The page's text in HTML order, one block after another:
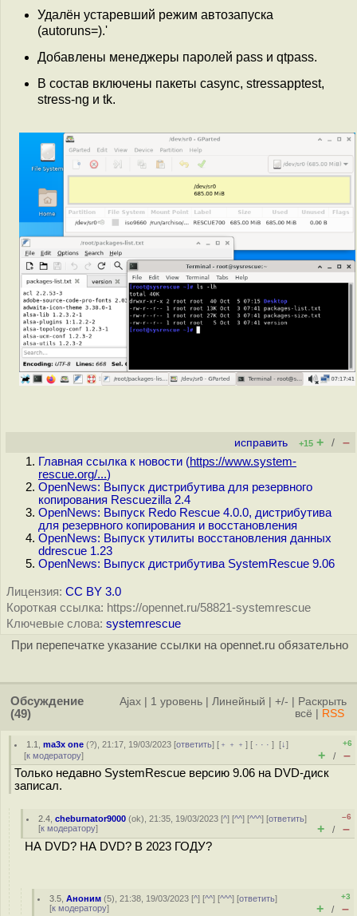
Удалён устаревший режим автозапуска
(autoruns=).'
Добавлены менеджеры паролей pass и qtpass.
В состав включены пакеты casync, stressapptest,
stress-ng и tk.
исправить +15 + / –
Главная ссылка к новости (https://www.system-
rescue.org/...)
OpenNews: Выпуск дистрибутива для резервного
копирования Rescuezilla 2.4
OpenNews: Выпуск Redo Rescue 4.0.0, дистрибутива
для резервного копирования и восстановления
OpenNews: Выпуск утилиты восстановления данных
ddrescue 1.23
OpenNews: Выпуск дистрибутива SystemRescue 9.06
Лицензия: CC BY 3.0
Короткая ссылка: https://opennet.ru/58821-systemrescue
Ключевые слова: systemrescue
При перепечатке указание ссылки на opennet.ru обязательно
Обсуждение
(49)
Ajax 1 уровень Линейный +/-
Раскрыть
всё
RSS
1.1 ,ma3x one (?), 21:17, 19/03/2023 [ответить] [ ﹢﹢﹢] [ · · ·][↓]
[к модератору]
+6
+ / –
Только недавно SystemRescue версию 9.06 на DVD-диск
записал.
2.4 ,cheburnator9000 (ok), 21:35, 19/03/2023 [^] [^^] [^^^] [ответить]
[к модератору]
–6
+ / –
НА DVD? НА DVD? В 2023 ГОДУ?
3.5 ,Аноним (5), 21:38, 19/03/2023 [^] [^^] [^^^] [ответить]
[к модератору]
+3
+ / –